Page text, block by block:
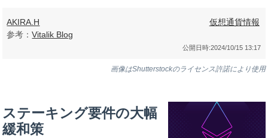
AKIRA.H
参考：Vitalik Blog
仮想通貨情報
公開日時:2024/10/15 13:17
画像はShutterstockのライセンス許諾により使用
ステーキング要件の大幅
緩和策